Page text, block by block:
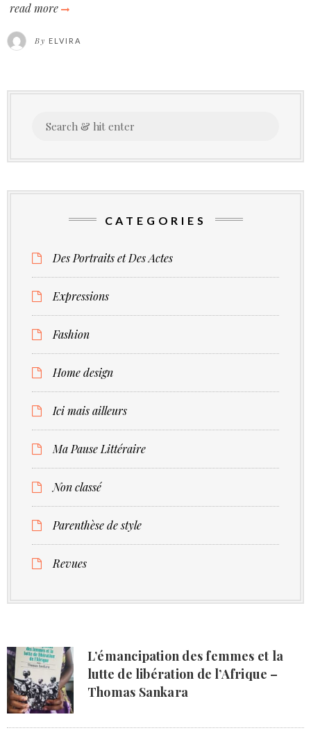
read more
chemin
–
By ELVIRA
CATEGORIES
Des Portraits et Des Actes
Expressions
Fashion
Home design
Ici mais ailleurs
Ma Pause Littéraire
Non classé
Parenthèse de style
Revues
L’émancipation des femmes et la
lutte de libération de l’Afrique –
Thomas Sankara